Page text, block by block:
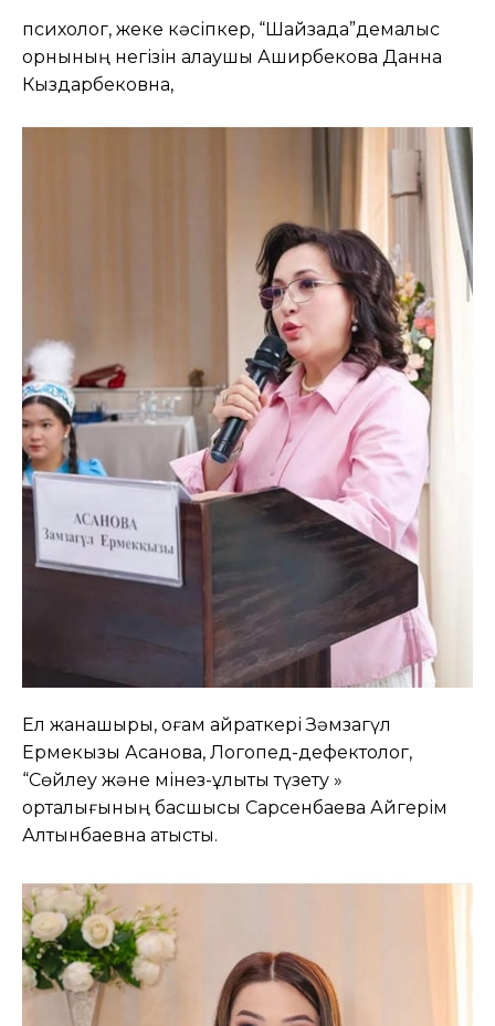
психолог, жеке кәсіпкер, “Шайзада”демалыс
орнының негізін қалаушы Аширбекова Данна
Кыздарбековна,
Ел жанашыры, қоғам қайраткері Зәмзагүл
Ермекқызы Асанова, Логопед-дефектолог,
“Сөйлеу және мінез-құлықты түзету »
орталығының басшысы Сарсенбаева Айгерім
Алтынбаевна қатысты.